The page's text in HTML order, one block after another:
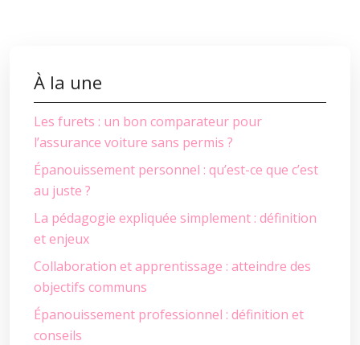
À la une
Les furets : un bon comparateur pour
l’assurance voiture sans permis ?
Épanouissement personnel : qu’est-ce que c’est
au juste ?
La pédagogie expliquée simplement : définition
et enjeux
Collaboration et apprentissage : atteindre des
objectifs communs
Épanouissement professionnel : définition et
conseils